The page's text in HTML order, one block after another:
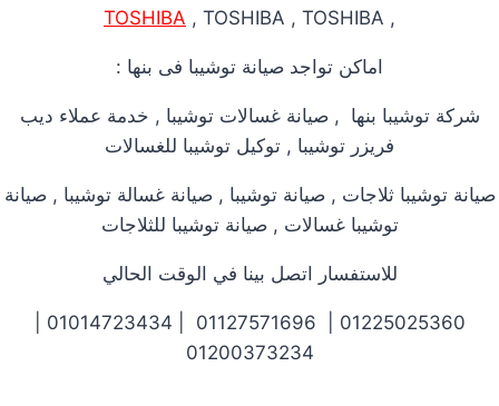
,
TOSHIBA , TOSHIBA , TOSHIBA
اماكن تواجد صيانة توشيبا فى بنها :
شركة توشيبا بنها , صيانة غسالات توشيبا , خدمة عملاء ديب
فريزر توشيبا , توكيل توشيبا للغسالات
صيانة توشيبا ثلاجات , صيانة توشيبا , صيانة غسالة توشيبا , صيانة
توشيبا غسالات , صيانة توشيبا للثلاجات
للاستفسار اتصل بينا في الوقت الحالي
01200373234